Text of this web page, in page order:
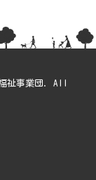
祉事業団. All